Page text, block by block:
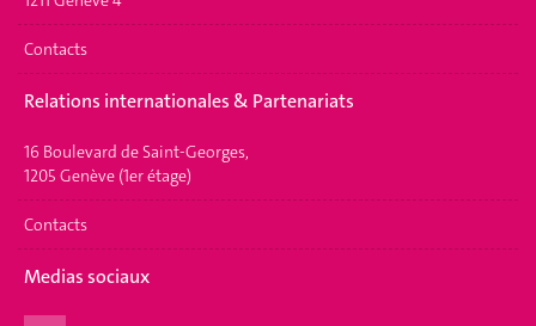
Contacts
Relations internationales & Partenariats
16 Boulevard de Saint-Georges,
1205 Genève (1er étage)
Contacts
Medias sociaux